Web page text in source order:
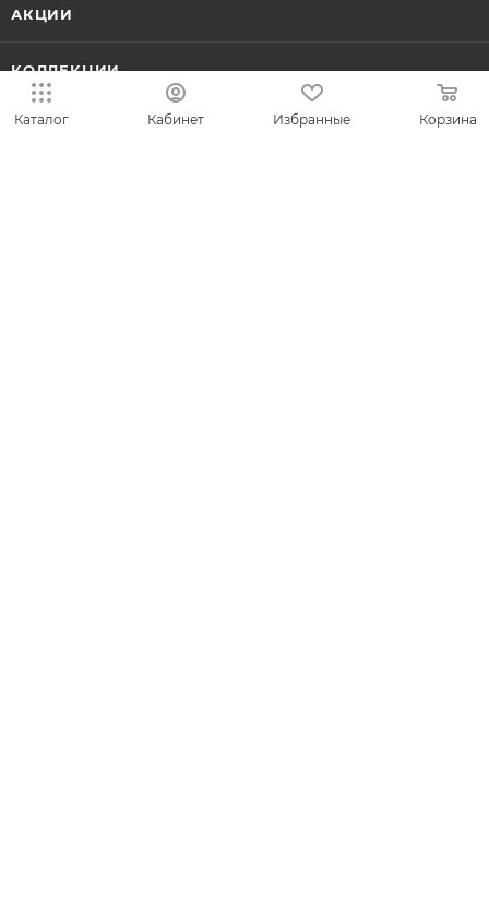
АКЦИИ
КОЛЛЕКЦИИ
НОВИНКИ
Каталог Кабинет Избранные Корзина